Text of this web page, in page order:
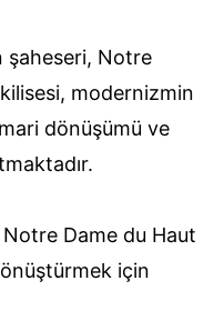
şaheseri, Notre
modernizmin
dönüşümü ve
Notre Dame du Haut
için